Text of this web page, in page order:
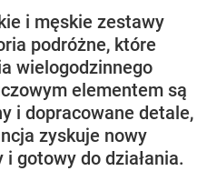
i męskie zestawy
podróżne, które
wielogodzinnego
elementem są
i dopracowane detale,
zyskuje nowy
gotowy do działania.